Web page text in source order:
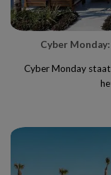
Cyber
Cyber Monday